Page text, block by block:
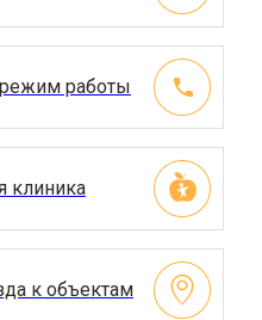
работы
клиника
к объектам